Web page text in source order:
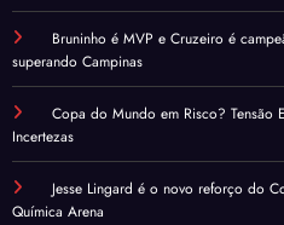
Bruninho é MVP e Cruzeiro é
superando Campinas
Copa do Mundo em Risco? Tensão
Incertezas
Jesse Lingard é o novo reforço do
Química Arena